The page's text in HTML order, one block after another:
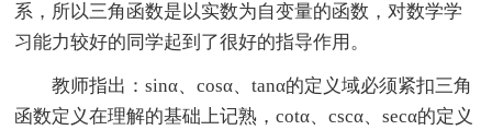
系，所以三角函数是以实数为自变量的函数，对数学学
习能力较好的同学起到了很好的指导作用。
教师指出：sinα、cosα、tanα的定义域必须紧扣三角
函数定义在理解的基础上记熟，cotα、cscα、secα的定义